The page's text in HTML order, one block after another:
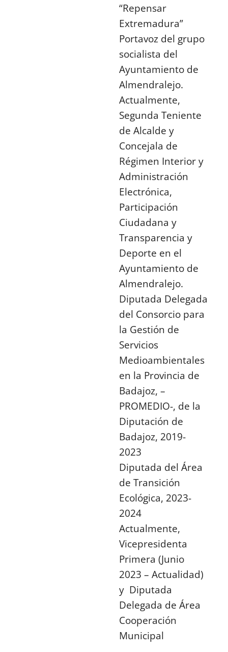
“Repensar
Extremadura”
Portavoz del grupo
socialista del
Ayuntamiento de
Almendralejo.
Actualmente,
Segunda Teniente
de Alcalde y
Concejala de
Régimen Interior y
Administración
Electrónica,
Participación
Ciudadana y
Transparencia y
Deporte en el
Ayuntamiento de
Almendralejo.
Diputada Delegada
del Consorcio para
la Gestión de
Servicios
Medioambientales
en la Provincia de
Badajoz, –
PROMEDIO-, de la
Diputación de
Badajoz, 2019-
2023
Diputada del Área
de Transición
Ecológica, 2023-
2024
Actualmente,
Vicepresidenta
Primera (Junio
2023 – Actualidad)
y Diputada
Delegada de Área
Cooperación
Municipal